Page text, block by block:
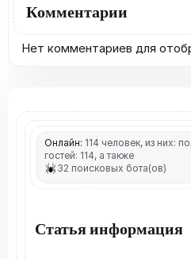
Комментарии
Нет комментариев для
Онлайн: 114 человек, из них:
гостей: 114, а также
32 поисковых бота(ов)
Статья информация